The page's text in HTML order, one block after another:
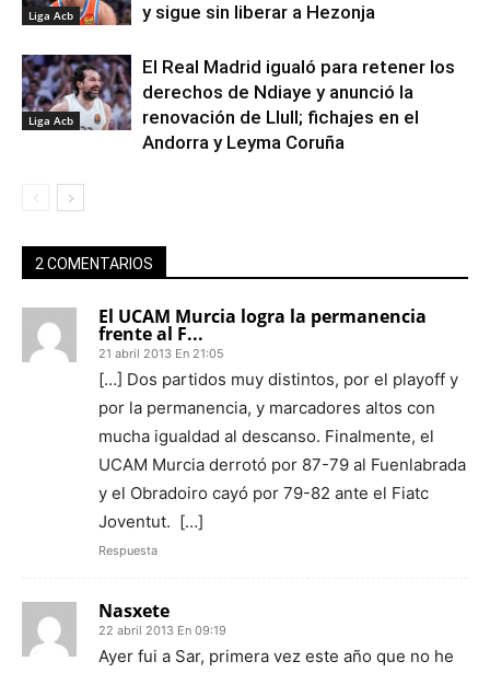
Liga Acb
y sigue sin liberar a Hezonja
Liga Acb
El Real Madrid igualó para retener los
derechos de Ndiaye y anunció la
renovación de Llull; fichajes en el
Andorra y Leyma Coruña
2 COMENTARIOS
El UCAM Murcia logra la permanencia
frente al F...
21 abril 2013 En 21:05
[…] Dos partidos muy distintos, por el playoff y
por la permanencia, y marcadores altos con
mucha igualdad al descanso. Finalmente, el
UCAM Murcia derrotó por 87-79 al Fuenlabrada
y el Obradoiro cayó por 79-82 ante el Fiatc
Joventut. […]
Respuesta
Nasxete
22 abril 2013 En 09:19
Ayer fui a Sar, primera vez este año que no he